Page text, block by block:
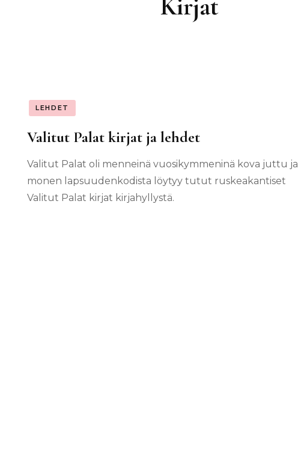
LEHDET
Valitut Palat kirjat ja lehdet
Valitut Palat oli menneinä vuosikymmeninä kova juttu ja
monen lapsuudenkodista löytyy tutut ruskeakantiset
Valitut Palat kirjat kirjahyllystä.